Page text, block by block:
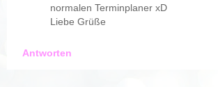
normalen Terminplaner xD
Liebe Grüße
Antworten